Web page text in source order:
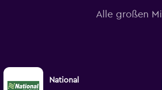
Alle großen
National